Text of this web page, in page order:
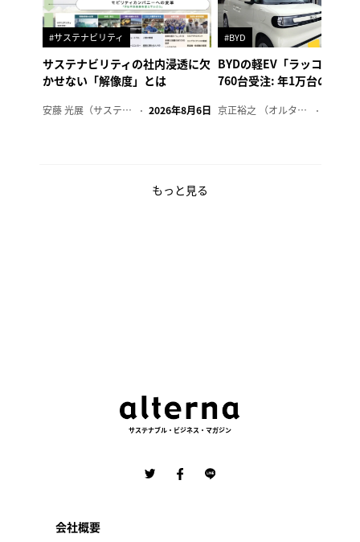
#サステナビリティ
サステナビリティの社内浸透に欠
かせない「解像度」とは
安藤 光展（サステナビリティ・コンサルタント） 2026年8月6日
#BYD
BYDの軽EV「ラッコ」、1
760台受注: 年1万台の販売
京正裕之 （オルタナ副編集長）
もっと見る
サステナブル・ビジネス・マガジン
会社概要